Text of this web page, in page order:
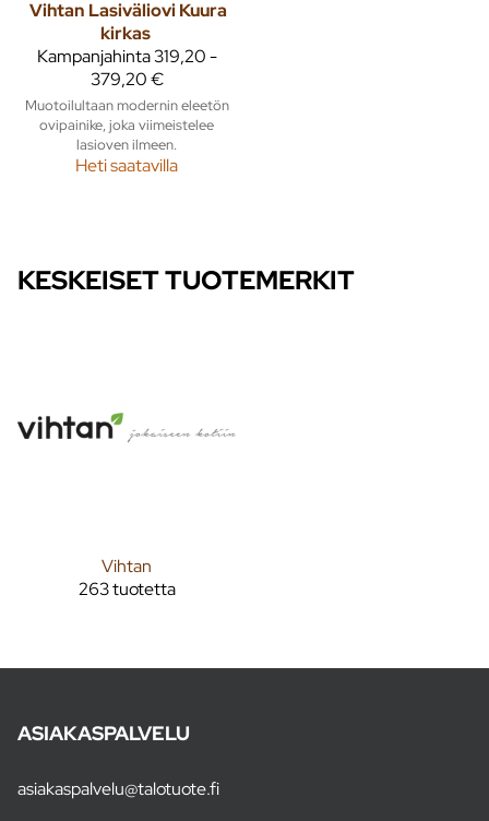
Vihtan Lasiväliovi Kuura
kirkas
Kampanjahinta319,20 -
379,20 €
Muotoilultaan modernin eleetön
ovipainike, joka viimeistelee
lasioven ilmeen.
Heti saatavilla
KESKEISET TUOTEMERKIT
Vihtan
263 tuotetta
ASIAKASPALVELU
asiakaspalvelu@talotuote.fi